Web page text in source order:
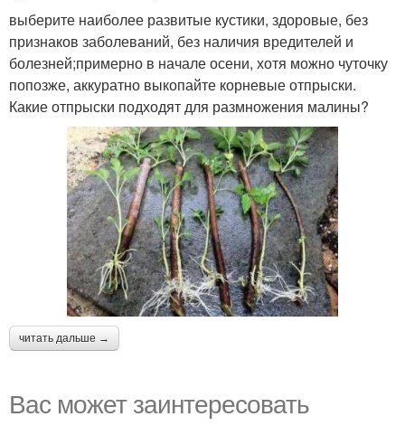
выберите наиболее развитые кустики, здоровые, без
признаков заболеваний, без наличия вредителей и
болезней;примерно в начале осени, хотя можно чуточку
попозже, аккуратно выкопайте корневые отпрыски.
Какие отпрыски подходят для размножения малины?
читать дальше →
Вас может заинтересовать